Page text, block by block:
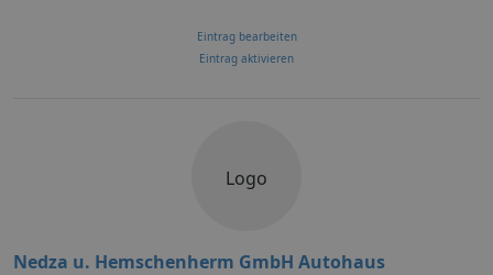
Eintrag bearbeiten
Eintrag aktivieren
Logo
Nedza u. Hemschenherm GmbH Autohaus